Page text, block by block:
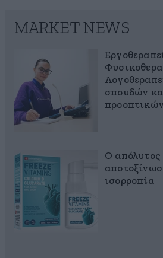
MARKET NEWS
σπουδών
προοπτικών
Ο
ισορροπία